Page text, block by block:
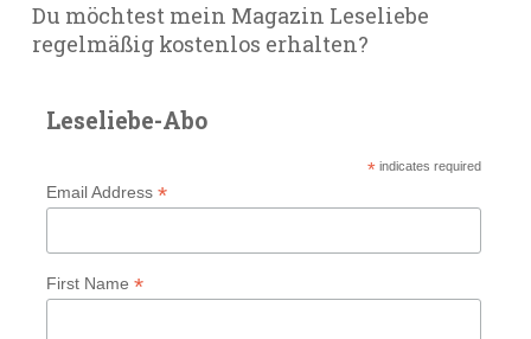
Du möchtest mein Magazin Leseliebe
regelmäßig kostenlos erhalten?
Leseliebe-Abo
*indicates required
Email Address *
First Name *